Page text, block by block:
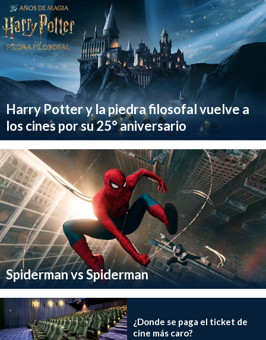
Harry Potter y la piedra filosofal vuelve a
los cines por su 25° aniversario
Spiderman vs Spiderman
¿Donde se paga el ticket de
cine más caro?